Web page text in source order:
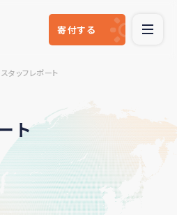
寄付する
スタッフレポート
ト